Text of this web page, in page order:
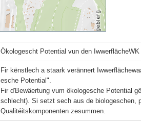
Ökologescht Potential vun den IwwerflächeWK
Fir kënstlech a staark verännert
esche Potential".
Fir d'Bewäertung vum ökologesche Potential
schlecht). Si setzt sech aus de biologeschen,
Qualitéitskomponenten zesummen.